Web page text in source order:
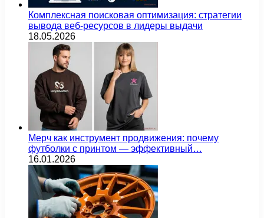
Комплексная поисковая оптимизация: стратегии
вывода веб-ресурсов в лидеры выдачи
18.05.2026
Мерч как инструмент продвижения: почему
футболки с принтом — эффективный…
16.01.2026